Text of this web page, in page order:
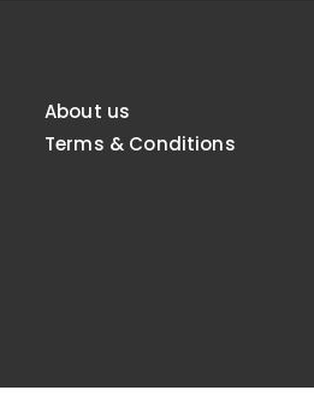
About us
Terms & Conditions